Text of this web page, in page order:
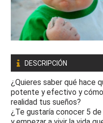
DESCRIPCIÓN
¿Quieres saber qué hace
potente y efectivo y
realidad tus sueños?
¿Te gustaría conocer 5